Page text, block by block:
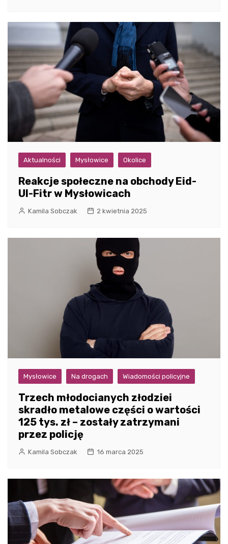
Aktualności Mysłowice Okolice
Reakcje społeczne na obchody Eid-
Ul-Fitr w Mysłowicach
Kamila Sobczak 2 kwietnia 2025
Mysłowice Na drogach Wiadomości policyjne
Trzech młodocianych złodziei
skradło metalowe części o wartości
125 tys. zł – zostały zatrzymani
przez policję
Kamila Sobczak 16 marca 2025